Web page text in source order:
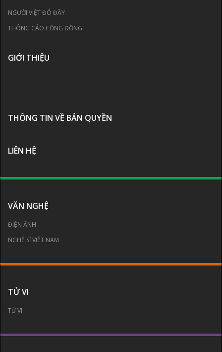
NGƯỜI VIỆT ĐÓ ĐÂY
THÔNG CÁO CỘNG ĐỒNG
GIỚI THIỆU
THÔNG TIN VỀ BẢN QUYỀN
LIÊN HỆ
VĂN NGHỆ
ĐIỆN ẢNH
NGHỆ SĨ VIỆT NAM
TỬ VI
TỬ VI